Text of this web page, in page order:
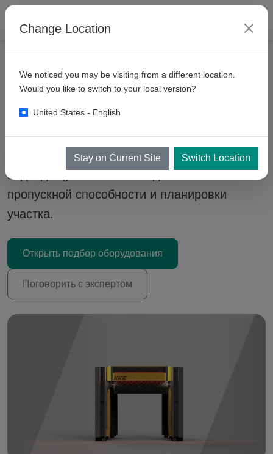
Автоматические
автомойки Russia 2026
Портальные (в боксе), конвейерные туннели
и системы проездного типа — выберите
подходящую технологию для вашей
пропускной способности и планировки
участка.
Открыть подбор оборудования
Поговорить с экспертом
Change Location
We noticed you may be visiting from a different location.
Would you like to switch to your local version?
United States - English
Stay on Current Site Switch Location